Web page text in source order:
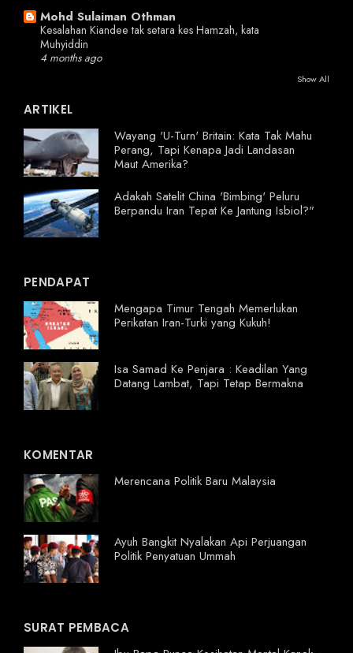
Mohd Sulaiman Othman
Kesalahan Kiandee tak setara kes Hamzah, kata
Muhyiddin
4 months ago
Show All
ARTIKEL
Wayang 'U-Turn' Britain: Kata Tak Mahu
Perang, Tapi Kenapa Jadi Landasan
Maut Amerika?
Adakah Satelit China 'Bimbing' Peluru
Berpandu Iran Tepat Ke Jantung Isbiol?"
PENDAPAT
Mengapa Timur Tengah Memerlukan
Perikatan Iran-Turki yang Kukuh!
Isa Samad Ke Penjara : Keadilan Yang
Datang Lambat, Tapi Tetap Bermakna
KOMENTAR
Merencana Politik Baru Malaysia
Ayuh Bangkit Nyalakan Api Perjuangan
Politik Penyatuan Ummah
SURAT PEMBACA